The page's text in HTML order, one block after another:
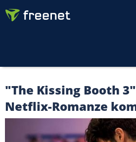
"The Kissing Booth
Netflix-Romanze